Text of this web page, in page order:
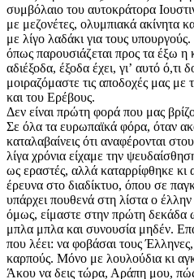
συμβόλαιο του αυτοκράτορα
με μεζονέτες, ολυμπιακά ακίνητα
με λίγο λαδάκι για τους
όπως παρουσιάζεται προς τα έξω η
αδιέξοδα, έξοδα έχει, γιʼ αυτό ό,τι
μοιραζόμαστε τις αποδοχές μας με
και του Ερέβους.
Δεν είναι πρώτη φορά που μας
Σε όλα τα ευρωπαϊκά φόρα, όταν
καταλαβαίνεις ότι αναφέρονται
λίγα χρόνια είχαμε την
ως εραστές, αλλά καταρρίφθηκε κι
έρευνα στο διαδίκτυο, όπου σε
υπάρχει πουθενά στη λίστα ο
όμως, είμαστε στην πρώτη δεκάδα
μπλα μπλα και συνουσία μηδέν.
που λέει: να φοβάσαι τους Έλληνες,
καρπούς. Μόνο με λουλούδια κι
Άκου να δεις τώρα, Αράπη μου,